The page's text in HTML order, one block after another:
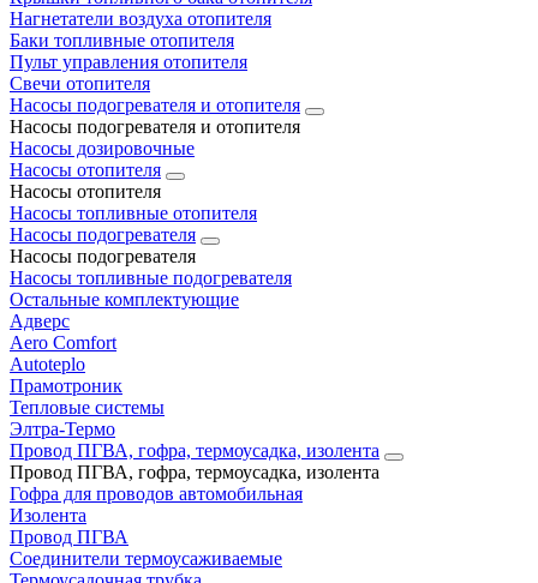
Нагнетатели воздуха отопителя
Баки топливные отопителя
Пульт управления отопителя
Свечи отопителя
Насосы подогревателя и отопителя
Насосы подогревателя и отопителя
Насосы дозировочные
Насосы отопителя
Насосы отопителя
Насосы топливные отопителя
Насосы подогревателя
Насосы подогревателя
Насосы топливные подогревателя
Остальные комплектующие
Адверс
Aero Comfort
Autoteplo
Прамотроник
Тепловые системы
Элтра-Термо
Провод ПГВА, гофра, термоусадка, изолента
Провод ПГВА, гофра, термоусадка, изолента
Гофра для проводов автомобильная
Изолента
Провод ПГВА
Соединители термоусаживаемые